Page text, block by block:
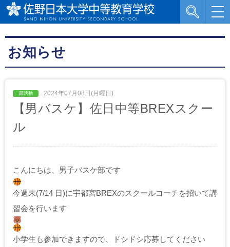
お知らせ
2024年07月08日(月曜日)
【男バスケ】佐日中等BREXスクー
ル
こんにちは、男子バスケ部です
今週末(7/14 日)に宇都宮BREXのスクールコーチを招いて講
習会を行います
小学生も参加できますので、ドシドシ応募してください